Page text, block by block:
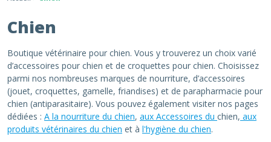
Chien
Boutique vétérinaire pour chien. Vous y trouverez un choix varié
d’accessoires pour chien et de croquettes pour chien. Choisissez
parmi nos nombreuses marques de nourriture, d’accessoires
(jouet, croquettes, gamelle, friandises) et de parapharmacie pour
chien (antiparasitaire). Vous pouvez également visiter nos pages
dédiées : A la nourriture du chien, aux Accessoires du chien, aux
produits vétérinaires du chien et à l'hygiène du chien.